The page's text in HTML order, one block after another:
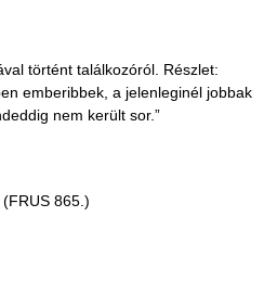
történt találkozóról. Részlet:
emberibbek, a jelenleginél jobbak
nem került sor.”
865.)